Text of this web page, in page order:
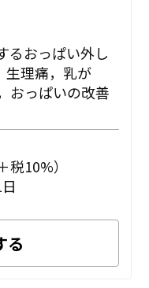
るおっぱい外し
生理痛，乳が
おっぱいの改善
10%）
る